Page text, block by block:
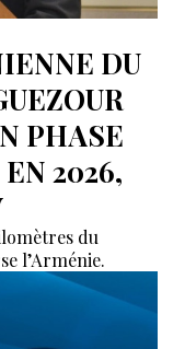
DU
PHASE
2026,
du
l’Arménie.